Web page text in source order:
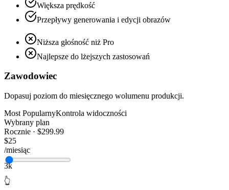
Większa prędkość
Przepływy generowania i edycji obrazów
Niższa głośność niż Pro
Najlepsze do lżejszych zastosowań
Zawodowiec
Dopasuj poziom do miesięcznego wolumenu produkcji.
Most PopularnyKontrola widoczności
Wybrany plan
Rocznie · $299.99
$25
/miesiąc
3k
👆